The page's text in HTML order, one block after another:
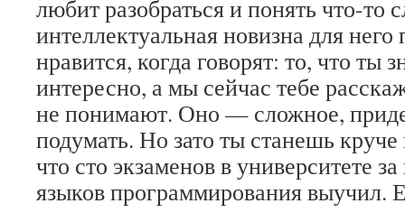
любит разобраться и понять что-то
интеллектуальная новизна для
нравится, когда говорят: то, что ты
интересно, а мы сейчас тебе
не понимают. Оно — сложное,
подумать. Но зато ты станешь
что сто экзаменов в университете
языков программирования выучил.